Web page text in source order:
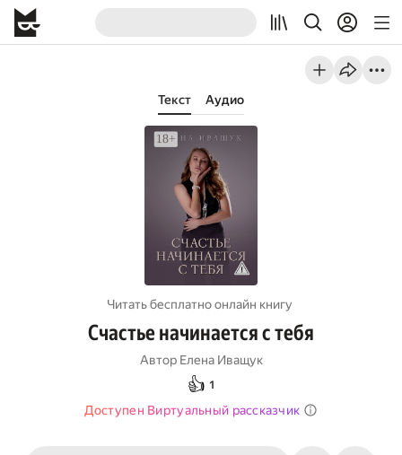
Текст Аудио
Читать бесплатно онлайн книгу
Счастье начинается с тебя
Автор Елена Иващук
👍 1
Доступен Виртуальный рассказчик